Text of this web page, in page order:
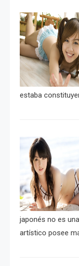
estaba
japonés no es
artístico posee